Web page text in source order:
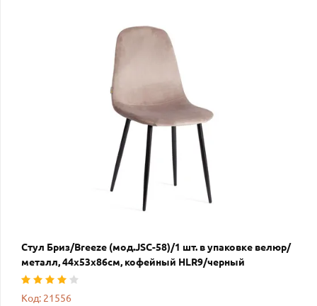
Стул Бриз/Breeze (мод.JSC-58)/1 шт. в упаковке велюр/
металл, 44х53х86см, кофейный HLR9/черный
Код: 21556